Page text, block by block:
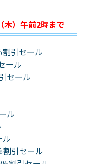
木）午前2時まで
引セール
ール
セール
ル
ル
割引セール